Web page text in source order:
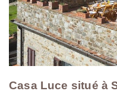
Casa Luce situé à